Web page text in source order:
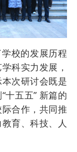
校的发展历程
科实力发展，
次研讨会既是
十五五” 新篇的
合作，共同推
育、科技、人